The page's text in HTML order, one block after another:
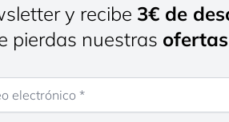
y recibe 3€ de
pierdas nuestras